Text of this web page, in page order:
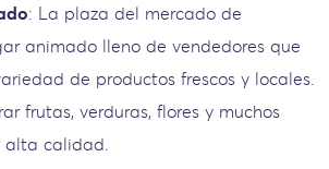
: La plaza del mercado de
animado lleno de vendedores que
de productos frescos y locales.
frutas, verduras, flores y muchos
alta calidad.